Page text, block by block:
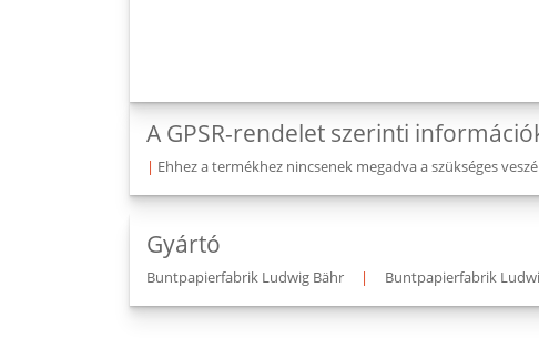
A GPSR-rendelet szerinti
| Ehhez a termékhez nincsenek megadva a szükséges
Gyártó
Buntpapierfabrik Ludwig Bähr | Buntpapierfabrik